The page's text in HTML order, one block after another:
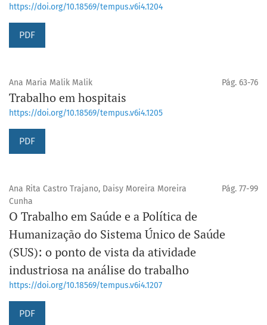
https://doi.org/10.18569/tempus.v6i4.1204
PDF
Ana Maria Malik Malik Pág. 63-76
Trabalho em hospitais
https://doi.org/10.18569/tempus.v6i4.1205
PDF
Ana Rita Castro Trajano, Daisy Moreira Moreira
Cunha
Pág. 77-99
O Trabalho em Saúde e a Política de
Humanização do Sistema Único de Saúde
(SUS): o ponto de vista da atividade
industriosa na análise do trabalho
https://doi.org/10.18569/tempus.v6i4.1207
PDF